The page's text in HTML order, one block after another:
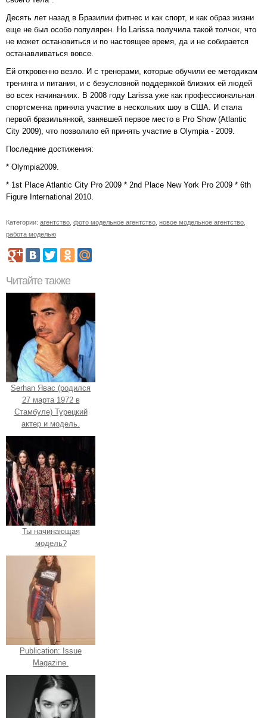
Десять лет назад в Бразилии фитнес и как спорт, и как образ жизни
еще не был особо популярен. Но Larissa получила такой толчок, что
не может остановиться и по настоящее время, да и не собирается
останавливаться вовсе.
Ей откровенно везло. И с тренерами, которые обучили ее методикам
тренинга и питания, и с безусловной поддержкой близких ей людей
во всех начинаниях. В 2008 году Larissa уже как профессиональная
спортсменка приняла участие в нескольких шоу в США. И стала
первой бразильянкой, занявшей первое место в Pro Show (Atlantic
City 2009), что позволило ей принять участие в Olympia - 2009.
Последние достижения:
* Olympia2009.
* 1st Place Atlantic City Pro 2009 * 2nd Place New York Pro 2009 * 6th
Figure International 2010.
Категории: агентство фото модельное агентство новое модельное агентство
работа моделью
Читайте также
Serhan Явас (родился
27 марта 1972 в
Стамбуле) Турецкий
актер и модель.
Ты начинающая
модель?
Publication: Issue
Magazine.